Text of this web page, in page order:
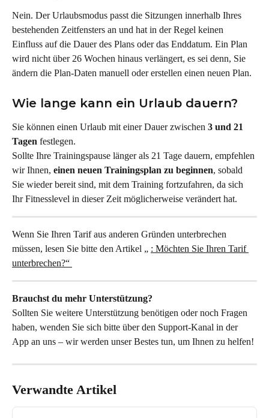
Nein. Der Urlaubsmodus passt die Sitzungen innerhalb Ihres
bestehenden Zeitfensters an und hat in der Regel keinen
Einfluss auf die Dauer des Plans oder das Enddatum. Ein Plan
wird nicht über 26 Wochen hinaus verlängert, es sei denn, Sie
ändern die Plan-Daten manuell oder erstellen einen neuen Plan.⁠⁠⁠⁠
Wie lange kann ein Urlaub dauern?
Sie können einen Urlaub mit einer Dauer zwischen 3 und 21
Tagen festlegen.
Sollte Ihre Trainingspause länger als 21 Tage dauern, empfehlen
wir Ihnen, einen neuen Trainingsplan zu beginnen, sobald
Sie wieder bereit sind, mit dem Training fortzufahren, da sich
Ihr Fitnesslevel in dieser Zeit möglicherweise verändert hat.
Wenn Sie Ihren Tarif aus anderen Gründen unterbrechen
müssen, lesen Sie bitte den Artikel „ : Möchten Sie Ihren Tarif
unterbrechen?“
Brauchst du mehr Unterstützung?
Sollten Sie weitere Unterstützung benötigen oder noch Fragen
haben, wenden Sie sich bitte über den Support-Kanal in der
App an uns – wir werden unser Bestes tun, um Ihnen zu helfen!
Verwandte Artikel